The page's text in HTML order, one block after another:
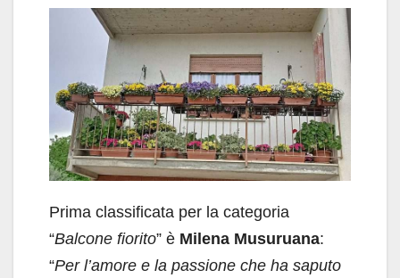
Prima classificata per la categoria
“Balcone fiorito” è Milena Musuruana:
“Per l’amore e la passione che ha saputo